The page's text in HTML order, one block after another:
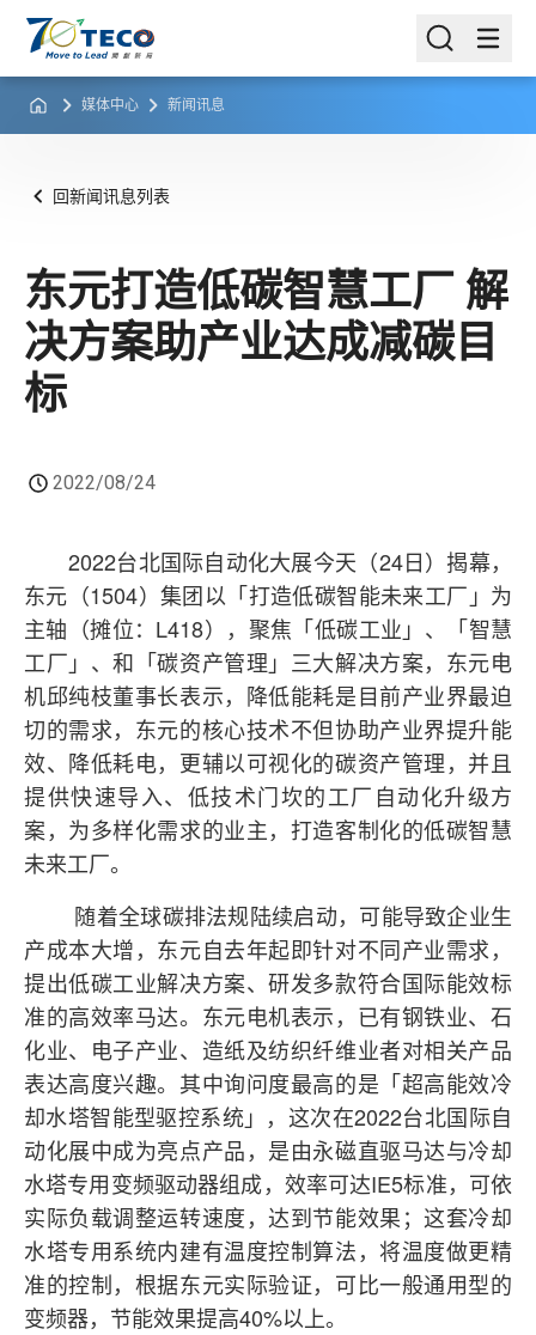
媒体中心 新闻讯息
回新闻讯息列表
东元打造低碳智慧工厂 解
决方案助产业达成减碳目
标
2022/08/24
2022台北国际自动化大展今天（24日）揭幕，
东元（1504）集团以「打造低碳智能未来工厂」为
主轴（摊位： L418），聚焦「低碳工业」、「智慧
工厂」、和「碳资产管理」三大解决方案，东元电
机邱纯枝董事长表示，降低能耗是目前产业界最迫
切的需求，东元的核心技术不但协助产业界提升能
效、降低耗电，更辅以可视化的碳资产管理，并且
提供快速导入、低技术门坎的工厂自动化升级方
案，为多样化需求的业主，打造客制化的低碳智慧
未来工厂。
随着全球碳排法规陆续启动，可能导致企业生
产成本大增，东元自去年起即针对不同产业需求，
提出低碳工业解决方案、研发多款符合国际能效标
准的高效率马达。东元电机表示，已有钢铁业、石
化业、电子产业、造纸及纺织纤维业者对相关产品
表达高度兴趣。其中询问度最高的是「超高能效冷
却水塔智能型驱控系统」，这次在2022台北国际自
动化展中成为亮点产品，是由永磁直驱马达与冷却
水塔专用变频驱动器组成，效率可达IE5标准，可依
实际负载调整运转速度，达到节能效果；这套冷却
水塔专用系统内建有温度控制算法，将温度做更精
准的控制，根据东元实际验证，可比一般通用型的
变频器，节能效果提高40%以上。